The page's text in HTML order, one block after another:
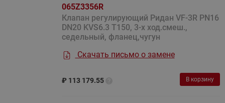
065Z3356R
Клапан регулирующий Ридан VF-3R PN16
DN20 KVS6.3 T150, 3-х ход.смеш.,
седельный, фланец,чугун
Скачать письмо о замене
₽ 113 179.55 В корзину